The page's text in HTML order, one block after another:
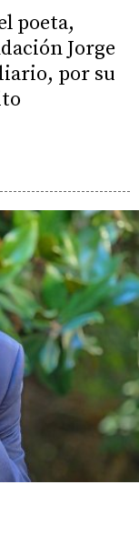
poeta,
Jorge
por su